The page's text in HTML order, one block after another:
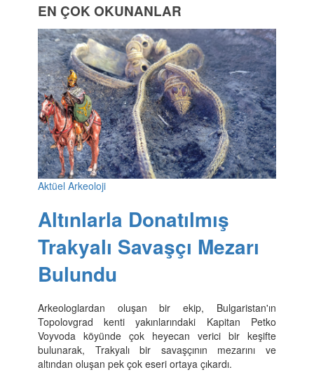
EN ÇOK OKUNANLAR
Aktüel Arkeoloji
Altınlarla Donatılmış
Trakyalı Savaşçı Mezarı
Bulundu
Arkeologlardan oluşan bir ekip, Bulgaristan'ın
Topolovgrad kenti yakınlarındaki Kapitan Petko
Voyvoda köyünde çok heyecan verici bir keşifte
bulunarak, Trakyalı bir savaşçının mezarını ve
altından oluşan pek çok eseri ortaya çıkardı.